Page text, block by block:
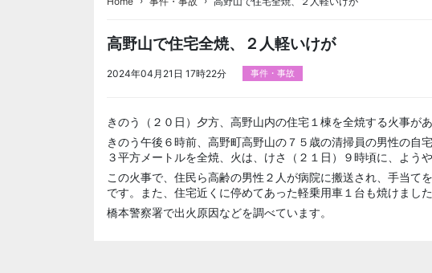
高野山で住宅全焼、２人軽いけが
2024年04月21日 17時22分 事件・事故
きのう（２０日）夕方、高野山内の住宅１棟を全焼する火事が
きのう午後６時前、高野町高野山の７５歳の清掃員の男性の自
３平方メートルを全焼、火は、けさ（２１日）９時頃に、よう
この火事で、住民ら高齢の男性２人が病院に搬送され、手当て
です。また、住宅近くに停めてあった軽乗用車１台も焼けました
橋本警察署で出火原因などを調べています。